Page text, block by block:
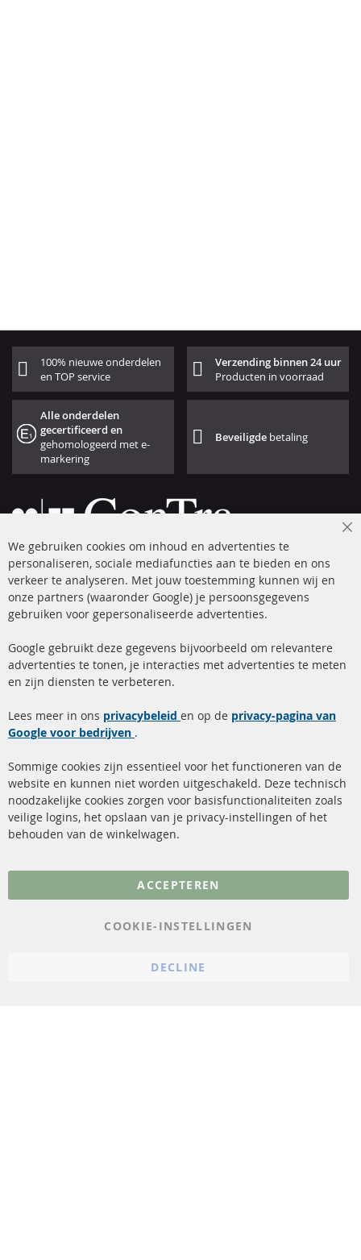
100% nieuwe onderdelen
en TOP service
Verzending binnen 24 uur
Producten in voorraad
Alle onderdelen
gecertificeerd en
gehomologeerd met e-
markering
Beveiligde betaling
+49 (0) 4533 799 00 0
ma-do: 09-17 u, vr Fr 09-16 u
info@contra-automotive.de
facebook
instagram
Snelle links
Roetfilter reiniging
Katalysator (KAT)
sensoren
FAQ
Kundenservice
Verzendingskosten
Contact
Annuleer contract
Gegevensbescherming
We gebruiken cookies om inhoud en advertenties te
personaliseren, sociale mediafuncties aan te bieden en ons
verkeer te analyseren. Met jouw toestemming kunnen wij en
onze partners (waaronder Google) je persoonsgegevens
gebruiken voor gepersonaliseerde advertenties.
Google gebruikt deze gegevens bijvoorbeeld om relevantere
advertenties te tonen, je interacties met advertenties te meten
en zijn diensten te verbeteren.
Lees meer in ons privacybeleid en op de privacy-pagina van
Google voor bedrijven .
Sommige cookies zijn essentieel voor het functioneren van de
website en kunnen niet worden uitgeschakeld. Deze technisch
noodzakelijke cookies zorgen voor basisfunctionaliteiten zoals
veilige logins, het opslaan van je privacy-instellingen of het
behouden van de winkelwagen.
ACCEPTEREN
COOKIE-INSTELLINGEN
DECLINE